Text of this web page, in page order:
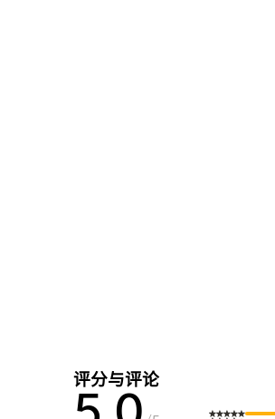
评分与评论